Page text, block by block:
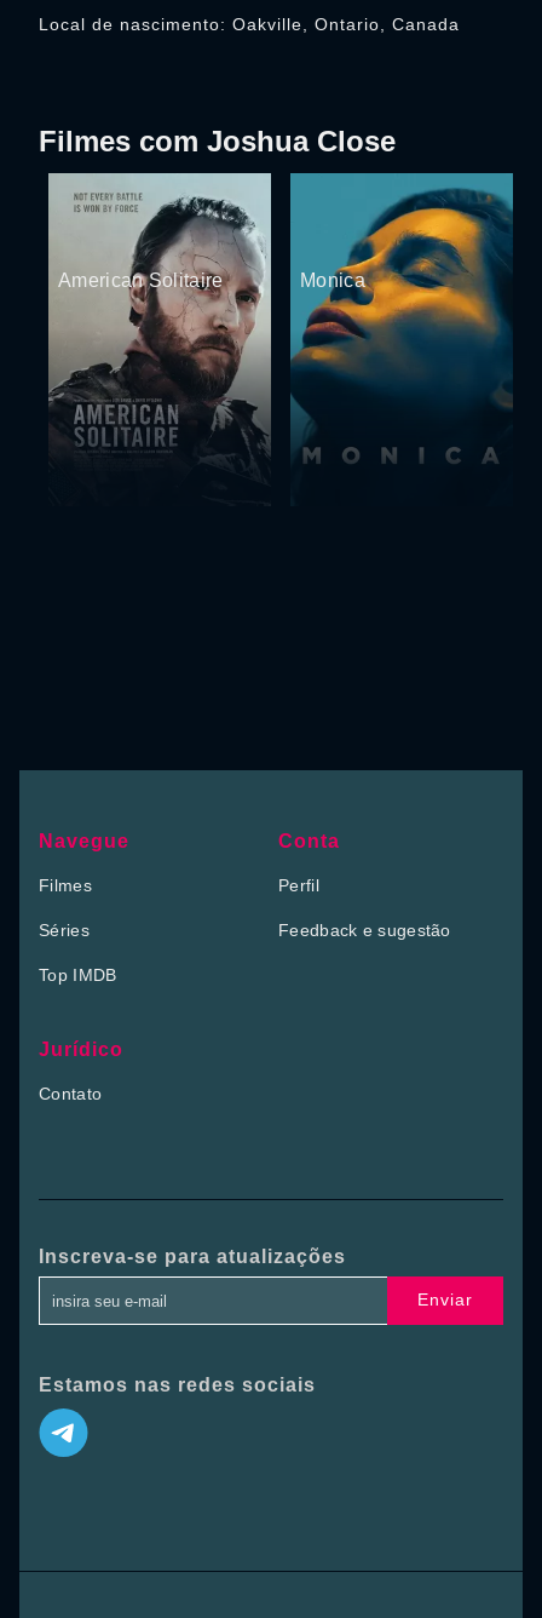
Local de nascimento: Oakville, Ontario, Canada
Filmes com Joshua Close
American Solitaire Monica
Navegue
Filmes
Séries
Top IMDB
Conta
Perfil
Feedback e sugestão
Jurídico
Contato
Inscreva-se para atualizações
Enviar
Estamos nas redes sociais